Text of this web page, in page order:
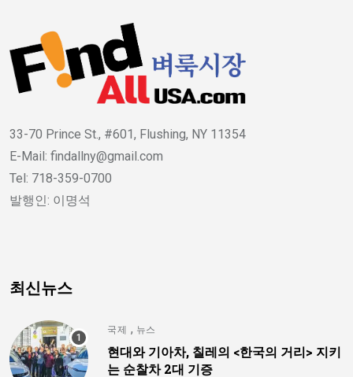
33-70 Prince St., #601, Flushing, NY 11354
E-Mail: findallny@gmail.com
Tel: 718-359-0700
발행인: 이명석
최신뉴스
국제 , 뉴스
현대와 기아차, 칠레의 <한국의 거리> 지키
는 순찰차 2대 기증